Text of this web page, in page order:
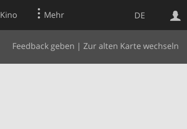
DE
Kino Mehr
Feedback geben | Zur alten Karte wechseln
Websuche